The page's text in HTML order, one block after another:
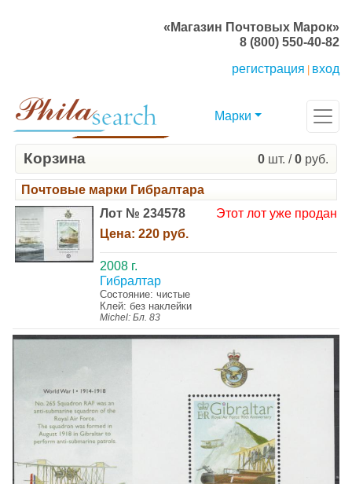
«Магазин Почтовых Марок»
8 (800) 550-40-82
регистрация
вход
Марки
Корзина 0 шт. /0 руб.
Почтовые марки Гибралтара
Лот № 234578
Цена: 220 руб.
Этот лот уже продан
2008 г.
Гибралтар
Состояние: чистые
Клей: без наклейки
Michel: Бл. 83